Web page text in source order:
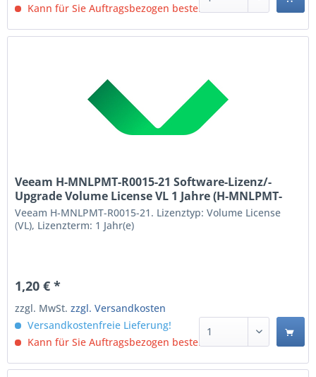
Kann für Sie Auftragsbezogen bestellt werden.
Veeam H-MNLPMT-R0015-21 Software-Lizenz/-
Upgrade Volume License VL 1 Jahre (H-MNLPMT-
R0015-21)
Veeam H-MNLPMT-R0015-21. Lizenztyp: Volume License
(VL), Lizenzterm: 1 Jahr(e)
1,20 € *
zzgl. MwSt.zzgl. Versandkosten
Versandkostenfreie Lieferung!
Kann für Sie Auftragsbezogen bestellt werden.